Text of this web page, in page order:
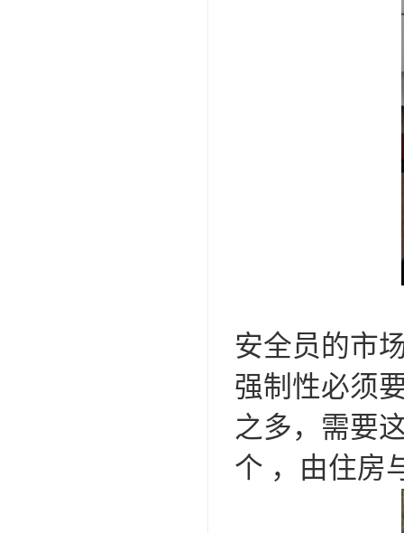
安全员的市
强制性必须
之多，需要
个 ，由住房